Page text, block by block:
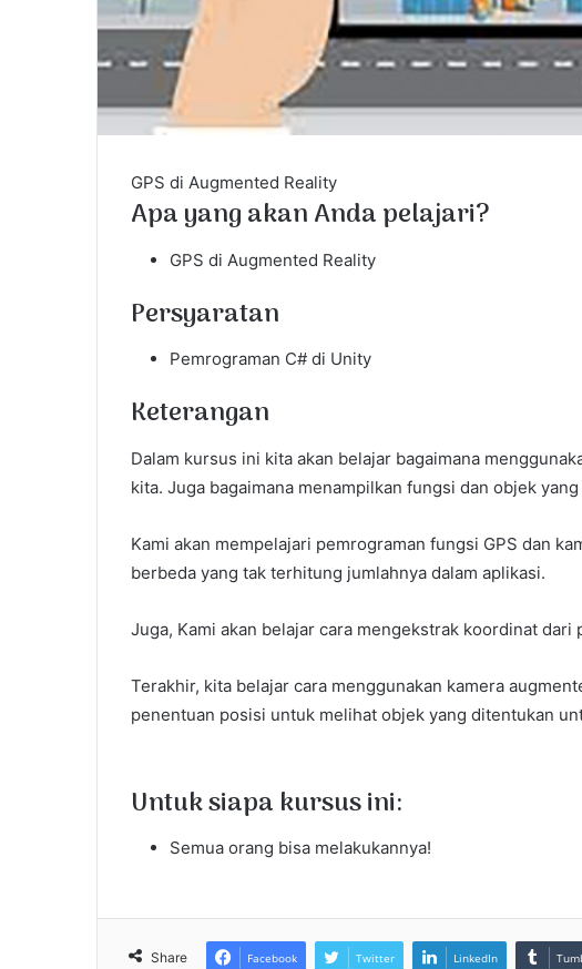
GPS di Augmented Reality
Apa yang akan Anda pelajari?
GPS di Augmented Reality
Persyaratan
Pemrograman C# di Unity
Keterangan
Dalam kursus ini kita akan belajar bagaimana
kita. Juga bagaimana menampilkan fungsi dan objek
Kami akan mempelajari pemrograman fungsi GPS dan
berbeda yang tak terhitung jumlahnya dalam aplikasi.
Juga, Kami akan belajar cara mengekstrak koordinat
Terakhir, kita belajar cara menggunakan kamera
penentuan posisi untuk melihat objek yang ditentukan
Untuk siapa kursus ini:
Semua orang bisa melakukannya!
Share Facebook Twitter LinkedIn